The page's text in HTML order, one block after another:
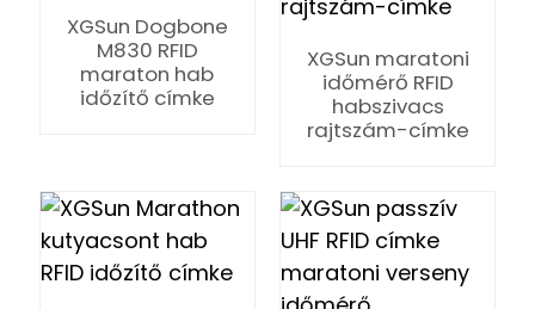
XGSun Dogbone
M830 RFID
maraton hab
időzítő címke
XGSun maratoni
időmérő RFID
habszivacs
rajtszám-címke